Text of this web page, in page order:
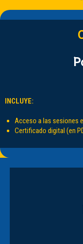
INCLUYE:
Acceso a las sesiones
Certificado digital (en